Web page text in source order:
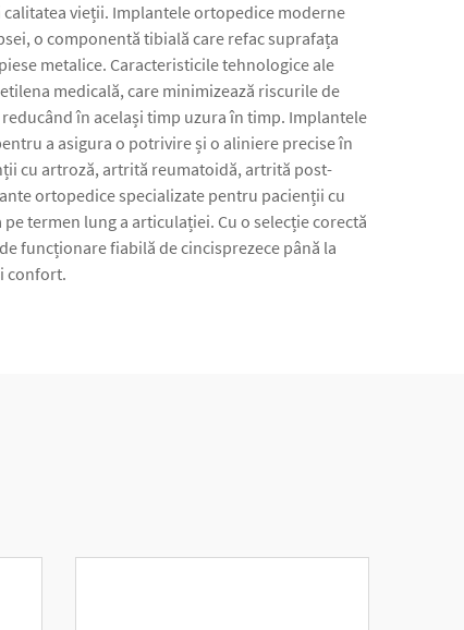
vieții. Implantele ortopedice moderne
o componentă tibială care refac suprafața
metalice. Caracteristicile tehnologice ale
medicală, care minimizează riscurile de
în același timp uzura în timp. Implantele
a asigura o potrivire și o aliniere precise în
cu artroză, artrită reumatoidă, artrită post-
ortopedice specializate pentru pacienții cu
termen lung a articulației. Cu o selecție corectă
funcționare fiabilă de cincisprezece până la
confort.